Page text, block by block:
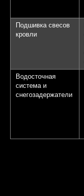
Подшивка свесов
кровли
Водосточная
система и
снегозадержатели